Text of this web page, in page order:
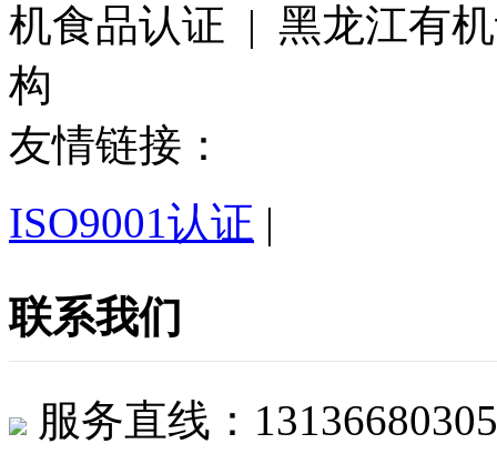
机食品认证 | 黑龙江有
构
友情链接：
ISO9001认证 |
联系我们
服务直线：